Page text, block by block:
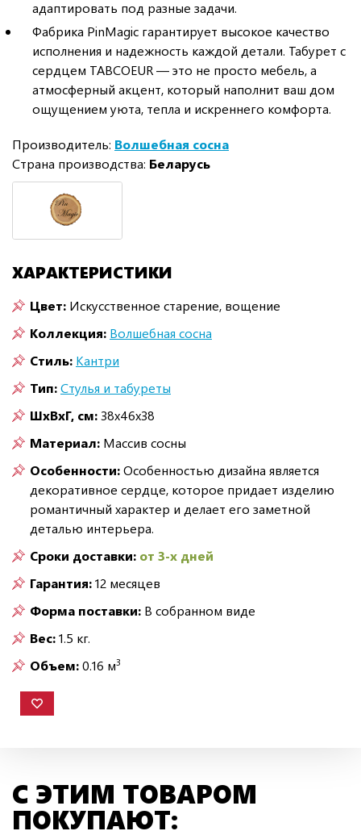
адаптировать под разные задачи.
Фабрика PinMagic гарантирует высокое качество
исполнения и надежность каждой детали. Табурет с
сердцем TABCOEUR — это не просто мебель, а
атмосферный акцент, который наполнит ваш дом
ощущением уюта, тепла и искреннего комфорта.
Производитель: Волшебная сосна
Страна производства: Беларусь
ХАРАКТЕРИСТИКИ
Цвет: Искусственное старение, вощение
Коллекция: Волшебная сосна
Стиль: Кантри
Тип:Стулья и табуреты
ШxВxГ, см:38x46x38
Материал: Массив сосны
Особенности:Особенностью дизайна является
декоративное сердце, которое придает изделию
романтичный характер и делает его заметной
деталью интерьера.
Сроки доставки: от 3-х дней
Гарантия:12 месяцев
Форма поставки: В собранном виде
Вес:1.5 кг.
Объем:0.16 м3
С ЭТИМ ТОВАРОМ
ПОКУПАЮТ: